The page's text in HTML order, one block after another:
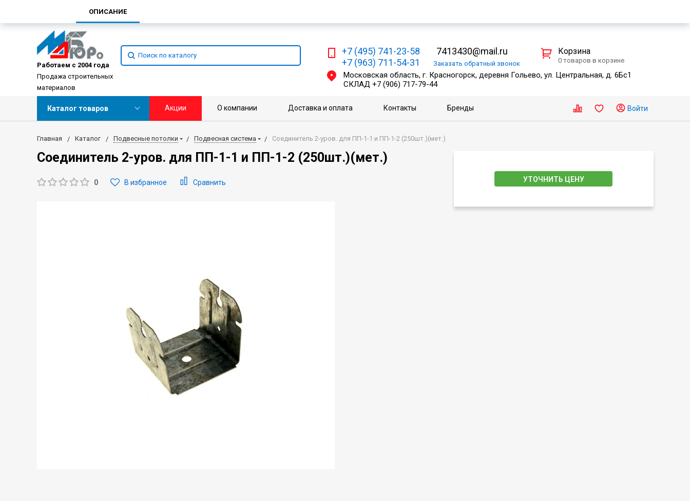
Работаем с 2004 года
Продажа строительных
материалов
+7 (495) 741-23-58
+7 (963) 711-54-31
7413430@mail.ru
Заказать обратный звонок
Московская область, г. Красногорск, деревня Гольево, ул. Центральная, д. 6Бс1
СКЛАД +7 (906) 717-79-44
Корзина
0 товаров в корзине
Каталог товаров Акции О компании Доставка и оплата Контакты Бренды Войти
Главная Каталог Подвесные потолки Подвесная система Соединитель 2-уров. для ПП-1-1 и ПП-1-2 (250шт.)(мет.)
Соединитель 2-уров. для ПП-1-1 и ПП-1-2 (250шт.)(мет.)
0 В избранное Сравнить УТОЧНИТЬ ЦЕНУ
ОПИСАНИЕ